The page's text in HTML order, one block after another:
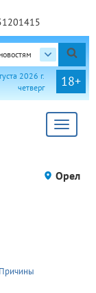
18+
2026 г.
четверг
Toggle
Орел
Причины